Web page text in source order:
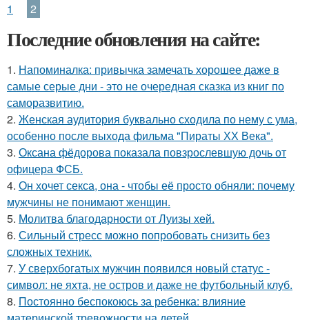
1 2
Последние обновления на сайте:
1. Напоминалка: привычка замечать хорошее даже в
самые серые дни - это не очередная сказка из книг по
саморазвитию.
2. Женская аудитория буквально сходила по нему с ума,
особенно после выхода фильма "Пираты ХХ Века".
3. Оксана фёдорова показала повзрослевшую дочь от
офицера ФСБ.
4. Он хочет секса, она - чтобы её просто обняли: почему
мужчины не понимают женщин.
5. Молитва благодарности от Луизы хей.
6. Сильный стресс можно попробовать снизить без
сложных техник.
7. У сверхбогатых мужчин появился новый статус -
символ: не яхта, не остров и даже не футбольный клуб.
8. Постоянно беспокоюсь за ребенка: влияние